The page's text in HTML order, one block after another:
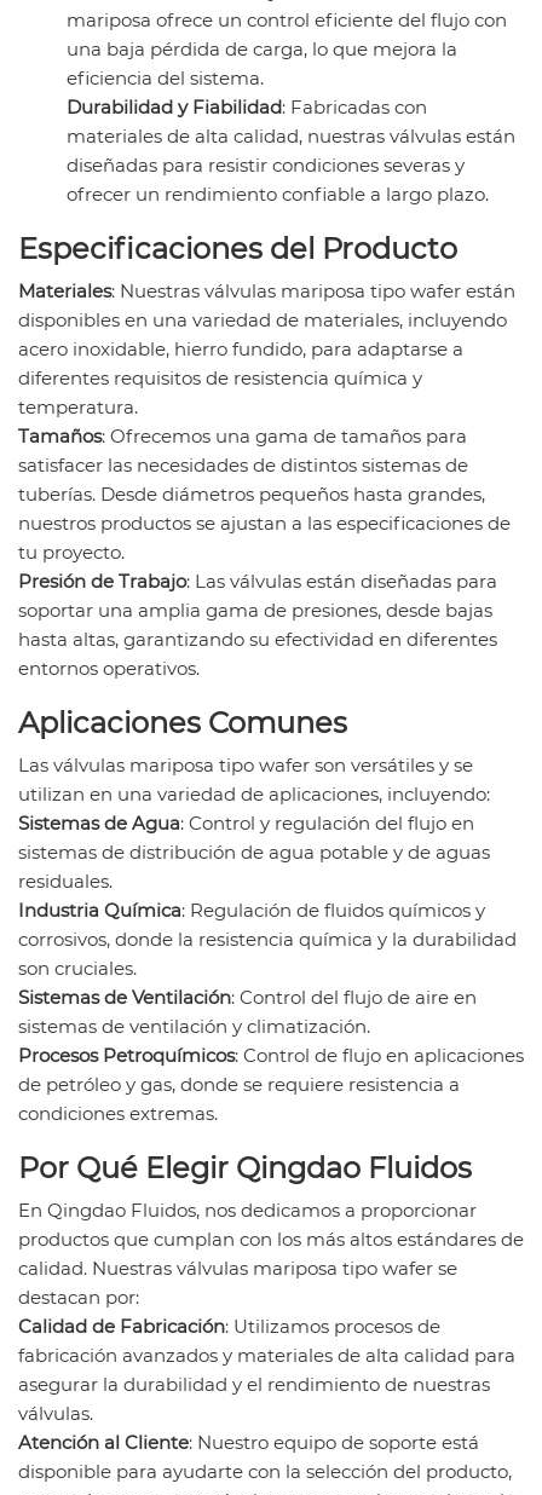
mariposa ofrece un control eficiente del flujo con
una baja pérdida de carga, lo que mejora la
eficiencia del sistema.
Durabilidad y Fiabilidad: Fabricadas con
materiales de alta calidad, nuestras válvulas están
diseñadas para resistir condiciones severas y
ofrecer un rendimiento confiable a largo plazo.
Especificaciones del Producto
Materiales: Nuestras válvulas mariposa tipo wafer están
disponibles en una variedad de materiales, incluyendo
acero inoxidable, hierro fundido, para adaptarse a
diferentes requisitos de resistencia química y
temperatura.
Tamaños: Ofrecemos una gama de tamaños para
satisfacer las necesidades de distintos sistemas de
tuberías. Desde diámetros pequeños hasta grandes,
nuestros productos se ajustan a las especificaciones de
tu proyecto.
Presión de Trabajo: Las válvulas están diseñadas para
soportar una amplia gama de presiones, desde bajas
hasta altas, garantizando su efectividad en diferentes
entornos operativos.
Aplicaciones Comunes
Las válvulas mariposa tipo wafer son versátiles y se
utilizan en una variedad de aplicaciones, incluyendo:
Sistemas de Agua: Control y regulación del flujo en
sistemas de distribución de agua potable y de aguas
residuales.
Industria Química: Regulación de fluidos químicos y
corrosivos, donde la resistencia química y la durabilidad
son cruciales.
Sistemas de Ventilación: Control del flujo de aire en
sistemas de ventilación y climatización.
Procesos Petroquímicos: Control de flujo en aplicaciones
de petróleo y gas, donde se requiere resistencia a
condiciones extremas.
Por Qué Elegir Qingdao Fluidos
En Qingdao Fluidos, nos dedicamos a proporcionar
productos que cumplan con los más altos estándares de
calidad. Nuestras válvulas mariposa tipo wafer se
destacan por:
Calidad de Fabricación: Utilizamos procesos de
fabricación avanzados y materiales de alta calidad para
asegurar la durabilidad y el rendimiento de nuestras
válvulas.
Atención al Cliente: Nuestro equipo de soporte está
disponible para ayudarte con la selección del producto,